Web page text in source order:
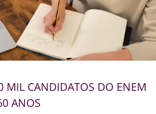
MIL CANDIDATOS DO ENEM
ANOS